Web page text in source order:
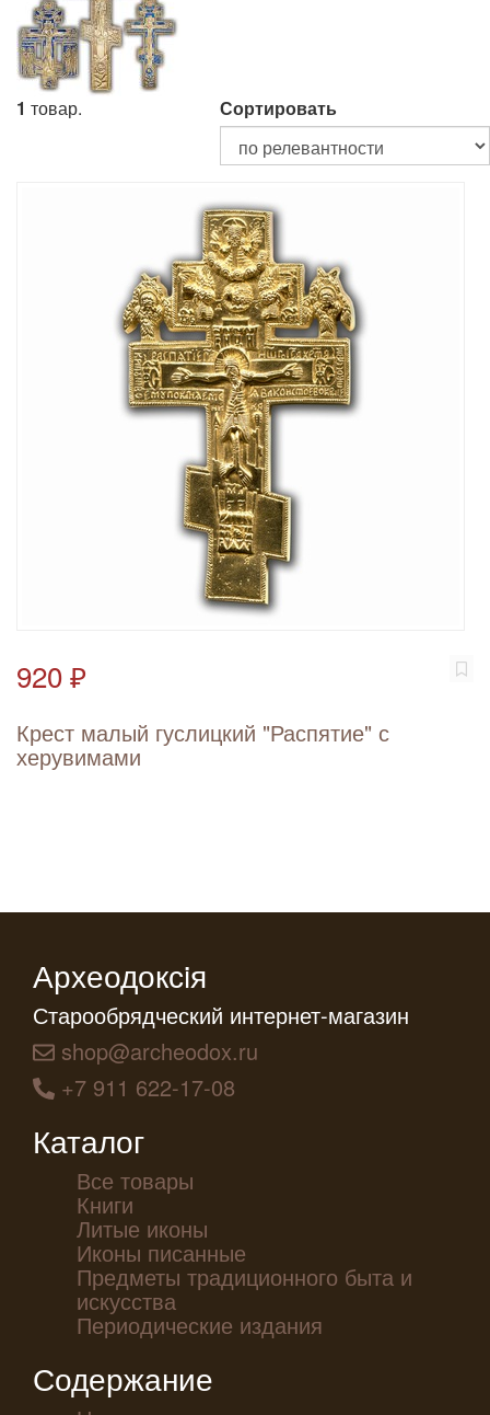
1 товар. Сортировать
920 ₽
Крест малый гуслицкий "Распятие" с
херувимами
Археодоксiя
Старообрядческий интернет-магазин
shop@archeodox.ru
+7 911 622-17-08
Каталог
Все товары
Книги
Литые иконы
Иконы писанные
Предметы традиционного быта и
искусства
Периодические издания
Содержание